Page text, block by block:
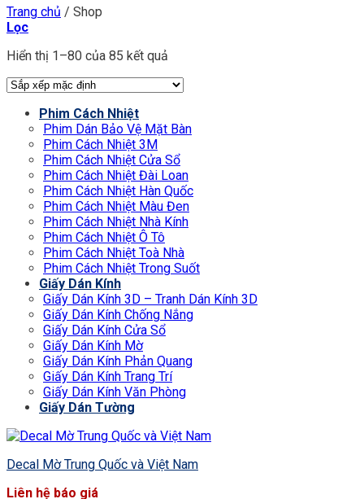
Trang chủ / Shop
Lọc
Hiển thị 1–80 của 85 kết quả
Phim Cách Nhiệt
Phim Dán Bảo Vệ Mặt Bàn
Phim Cách Nhiệt 3M
Phim Cách Nhiệt Cửa Sổ
Phim Cách Nhiệt Đài Loan
Phim Cách Nhiệt Hàn Quốc
Phim Cách Nhiệt Màu Đen
Phim Cách Nhiệt Nhà Kính
Phim Cách Nhiệt Ô Tô
Phim Cách Nhiệt Toà Nhà
Phim Cách Nhiệt Trong Suốt
Giấy Dán Kính
Giấy Dán Kính 3D – Tranh Dán Kính 3D
Giấy Dán Kính Chống Nắng
Giấy Dán Kính Cửa Sổ
Giấy Dán Kính Mờ
Giấy Dán Kính Phản Quang
Giấy Dán Kính Trang Trí
Giấy Dán Kính Văn Phòng
Giấy Dán Tường
Decal Mờ Trung Quốc và Việt Nam
Liên hệ báo giá